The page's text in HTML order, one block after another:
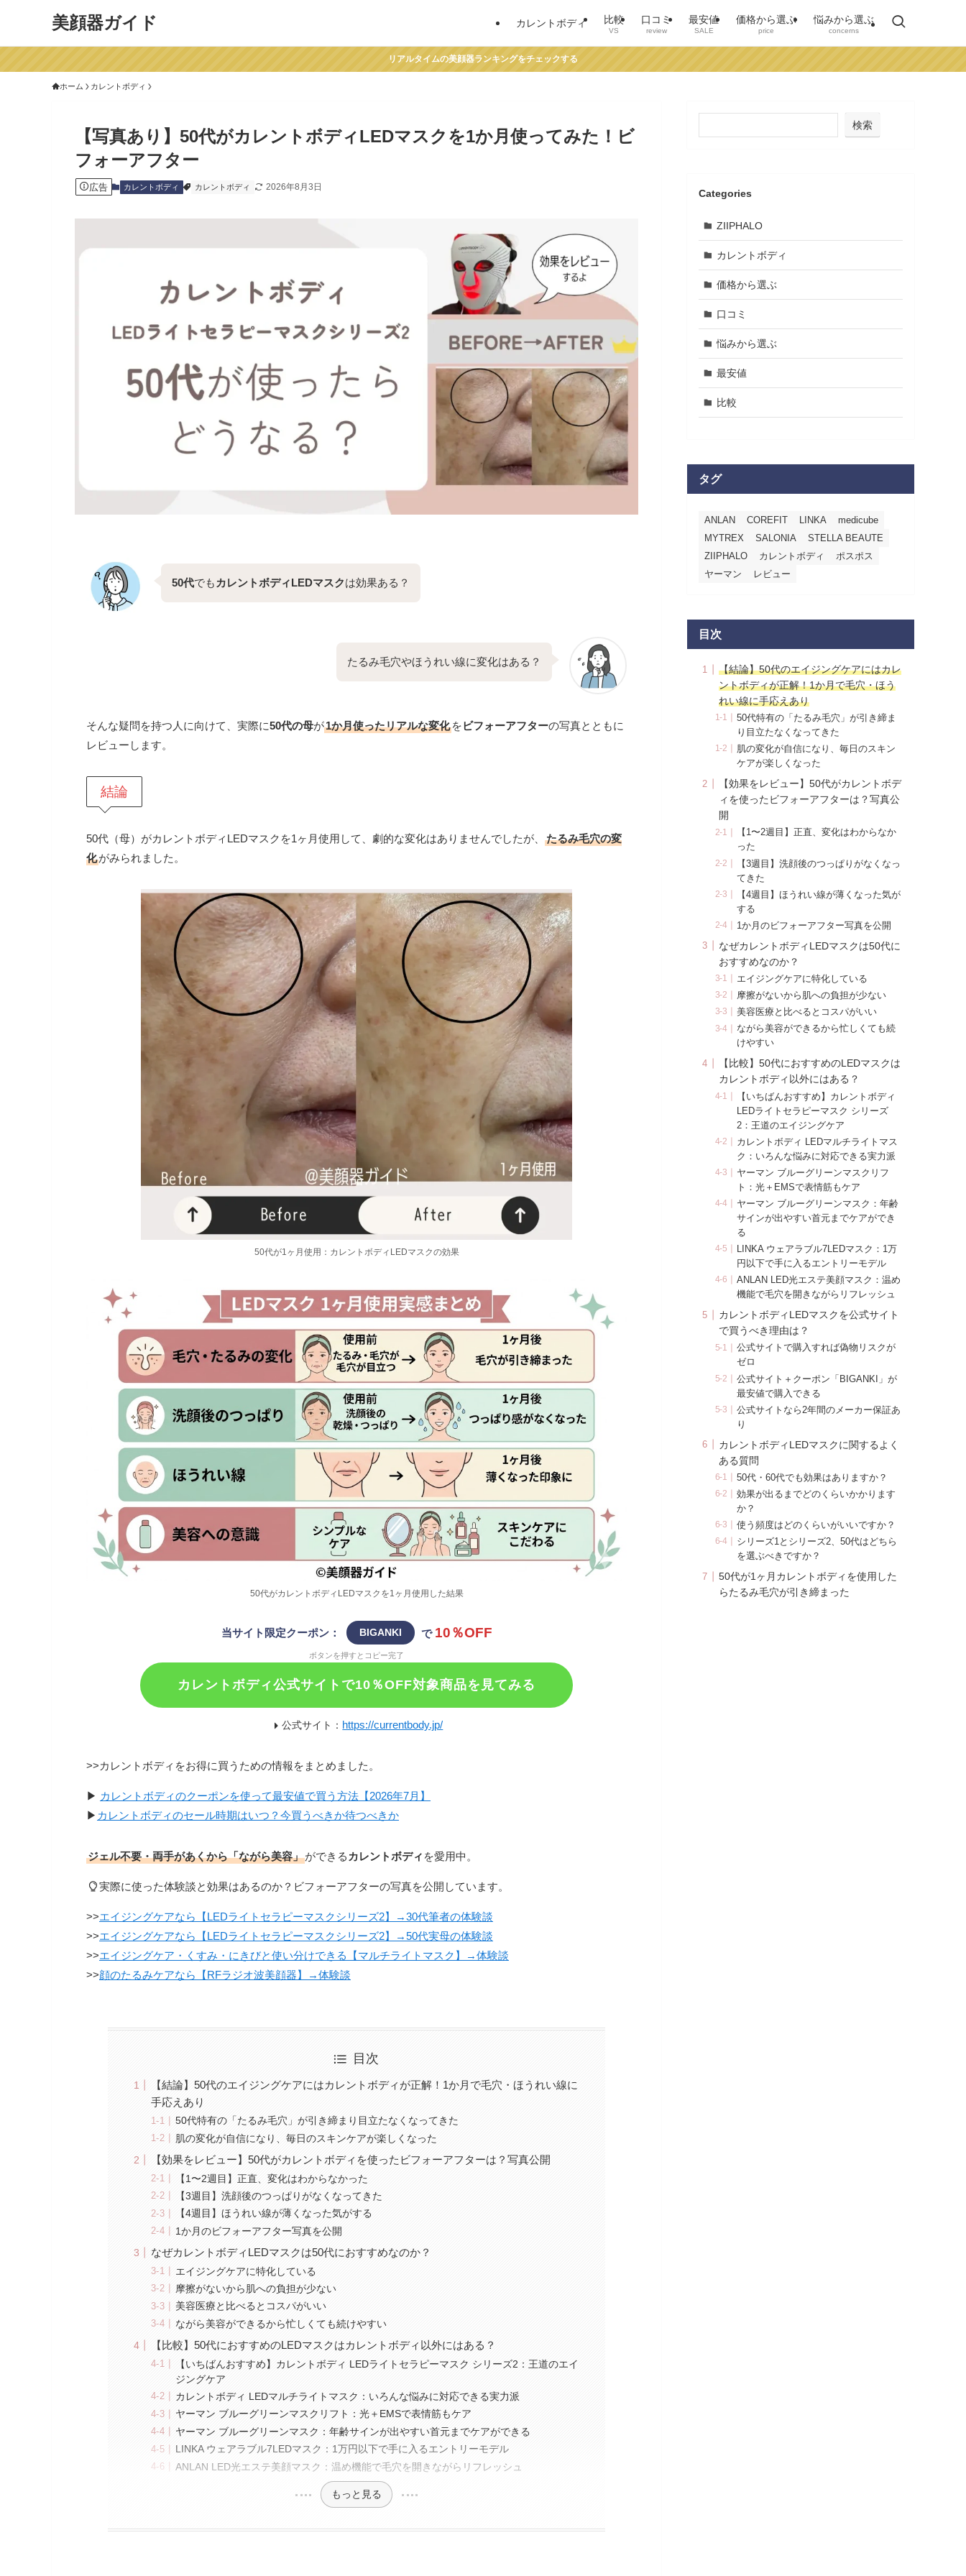
美顔器ガイド カレントボディ 比較
VS
口コミ
review
最安値
SALE
価格から選ぶ
price
悩みから選ぶ
concerns
リアルタイムの美顔器ランキングをチェックする
ホーム カレントボディ
【写真あり】50代がカレントボディLEDマスクを1か月使ってみた！ビ
フォーアフター
広告 カレントボディ カレントボディ 2026年8月3日
50代でも カレントボディLEDマスクは効果ある？
たるみ毛穴やほうれい線に変化はある？
そんな疑問を持つ人に向けて、実際に50代の母が1か月使ったリアルな変化 をビフォーアフターの写真とともに
レビューします。
結論
50代（母）がカレントボディLEDマスクを1ヶ月使用して、劇的な変化はありませんでしたが、
たるみ毛穴の変
化がみられました。
50代が1ヶ月使用：カレントボディLEDマスクの効果
50代がカレントボディLEDマスクを1ヶ月使用した結果
当サイト限定クーポン： BIGANKI で 10％OFF
ボタンを押すとコピー完了
カレントボディ公式サイトで10％OFF対象商品を見てみる
公式サイト： https://currentbody.jp/
>>カレントボディをお得に買うための情報をまとめました。
▶ カレントボディのクーポンを使って最安値で買う方法【2026年7月】
▶ カレントボディのセール時期はいつ？今買うべきか待つべきか
ジェル不要・両手があくから「ながら美容」ができる カレントボディ を愛用中。
実際に使った体験談と効果はあるのか？ビフォーアフターの写真を公開しています。
>>エイジングケアなら【LEDライトセラピーマスクシリーズ2】→30代筆者の体験談
>>エイジングケアなら【LEDライトセラピーマスクシリーズ2】→50代実母の体験談
>>エイジングケア・くすみ・にきびと使い分けできる【マルチライトマスク】→体験談
>>顔のたるみケアなら【RFラジオ波美顔器】→体験談
目次
【結論】50代のエイジングケアにはカレントボディが正解！1か月で毛穴・ほうれい線に
手応えあり
50代特有の「たるみ毛穴」が引き締まり目立たなくなってきた
肌の変化が自信になり、毎日のスキンケアが楽しくなった
【効果をレビュー】50代がカレントボディを使ったビフォーアフターは？写真公開
【1〜2週目】正直、変化はわからなかった
【3週目】洗顔後のつっぱりがなくなってきた
【4週目】ほうれい線が薄くなった気がする
1か月のビフォーアフター写真を公開
なぜカレントボディLEDマスクは50代におすすめなのか？
エイジングケアに特化している
摩擦がないから肌への負担が少ない
美容医療と比べるとコスパがいい
ながら美容ができるから忙しくても続けやすい
【比較】50代におすすめのLEDマスクはカレントボディ以外にはある？
【いちばんおすすめ】カレントボディ LEDライトセラピーマスク シリーズ2：王道のエイ
ジングケア
カレントボディ LEDマルチライトマスク：いろんな悩みに対応できる実力派
ヤーマン ブルーグリーンマスクリフト：光＋EMSで表情筋もケア
ヤーマン ブルーグリーンマスク：年齢サインが出やすい首元までケアができる
LINKA ウェアラブル7LEDマスク：1万円以下で手に入るエントリーモデル
ANLAN LED光エステ美顔マスク：温め機能で毛穴を開きながらリフレッシュ
もっと見る
検索
Categories
ZIIPHALO
カレントボディ
価格から選ぶ
口コミ
悩みから選ぶ
最安値
比較
タグ
ANLAN COREFIT LINKA
medicube
MYTREX
SALONIA
STELLA BEAUTE
ZIIPHALO
カレントボディ
ポスポス
ヤーマン
レビュー
目次
【結論】50代のエイジングケアにはカレ
ントボディが正解！1か月で毛穴・ほう
れい線に手応えあり
50代特有の「たるみ毛穴」が引き締ま
り目立たなくなってきた
肌の変化が自信になり、毎日のスキン
ケアが楽しくなった
【効果をレビュー】50代がカレントボデ
ィを使ったビフォーアフターは？写真公
開
【1〜2週目】正直、変化はわからなか
った
【3週目】洗顔後のつっぱりがなくなっ
てきた
【4週目】ほうれい線が薄くなった気が
する
1か月のビフォーアフター写真を公開
なぜカレントボディLEDマスクは50代に
おすすめなのか？
エイジングケアに特化している
摩擦がないから肌への負担が少ない
美容医療と比べるとコスパがいい
ながら美容ができるから忙しくても続
けやすい
【比較】50代におすすめのLEDマスクは
カレントボディ以外にはある？
【いちばんおすすめ】カレントボディ
LEDライトセラピーマスク シリーズ
2：王道のエイジングケア
カレントボディ LEDマルチライトマス
ク：いろんな悩みに対応できる実力派
ヤーマン ブルーグリーンマスクリフ
ト：光＋EMSで表情筋もケア
ヤーマン ブルーグリーンマスク：年齢
サインが出やすい首元までケアができ
る
LINKA ウェアラブル7LEDマスク：1万
円以下で手に入るエントリーモデル
ANLAN LED光エステ美顔マスク：温め
機能で毛穴を開きながらリフレッシュ
カレントボディLEDマスクを公式サイト
で買うべき理由は？
公式サイトで購入すれば偽物リスクが
ゼロ
公式サイト＋クーポン「BIGANKI」が
最安値で購入できる
公式サイトなら2年間のメーカー保証あ
り
カレントボディLEDマスクに関するよく
ある質問
50代・60代でも効果はありますか？
効果が出るまでどのくらいかかります
か？
使う頻度はどのくらいがいいですか？
シリーズ1とシリーズ2、50代はどちら
を選ぶべきですか？
50代が1ヶ月カレントボディを使用した
らたるみ毛穴が引き締まった